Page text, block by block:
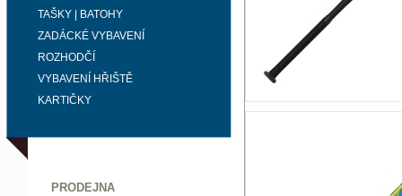
TAŠKY | BATOHY
ZADÁCKÉ VYBAVENÍ
ROZHODČÍ
VYBAVENÍ HŘIŠTĚ
KARTIČKY
PRODEJNA